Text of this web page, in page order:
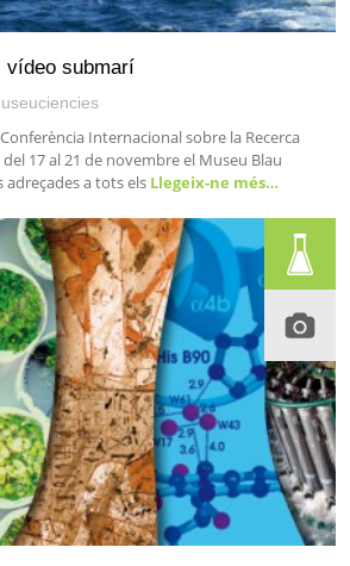
vídeo submarí
Internacional sobre la Recerca
17 al 21 de novembre el Museu Blau
adreçades a tots els Llegeix-ne més…